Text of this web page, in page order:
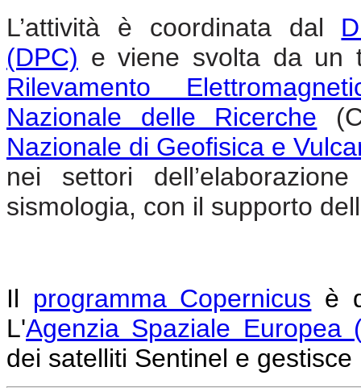
L’attività è coordinata dal
(DPC) e viene svolta da un
Rilevamento
Nazionale delle Ricerche
Nazionale di Geofisica e
nei settori
sismologia, con il supporto
Il programma Copernicus è
L'Agenzia Spaziale Europea
dei satelliti Sentinel e